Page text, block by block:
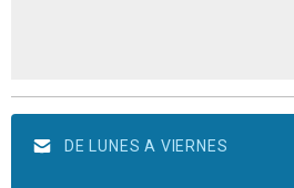
DE LUNES A VIERNES